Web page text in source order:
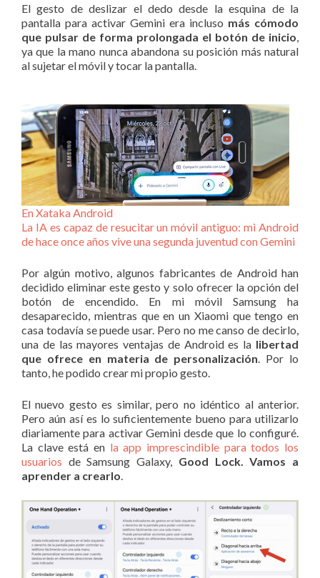
El gesto de deslizar el dedo desde la esquina de la
pantalla para activar Gemini era incluso más cómodo
que pulsar de forma prolongada el botón de inicio,
ya que la mano nunca abandona su posición más natural
al sujetar el móvil y tocar la pantalla.
En Xataka Android
La IA es capaz de resucitar un móvil antiguo: mi Android
de hace once años vive una segunda juventud con Gemini
Por algún motivo, algunos fabricantes de Android han
decidido eliminar este gesto y solo ofrecer la opción del
botón de encendido. En mi móvil Samsung ha
desaparecido, mientras que en un Xiaomi que tengo en
casa todavía se puede usar. Pero no me canso de decirlo,
una de las mayores ventajas de Android es la libertad
que ofrece en materia de personalización. Por lo
tanto, he podido crear mi propio gesto.
El nuevo gesto es similar, pero no idéntico al anterior.
Pero aún así es lo suficientemente bueno para utilizarlo
diariamente para activar Gemini desde que lo configuré.
La clave está en la app imprescindible para todos los
usuarios de Samsung Galaxy, Good Lock. Vamos a
aprender a crearlo.